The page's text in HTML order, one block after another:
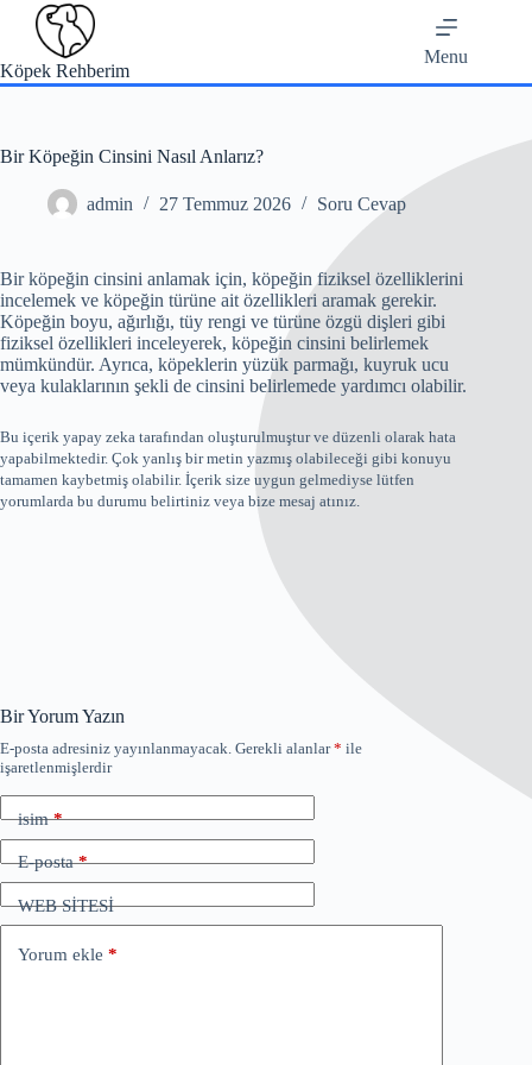
content
Köpek Rehberim
Menu
Bir Köpeğin Cinsini Nasıl Anlarız?
admin 27 Temmuz 2026 Soru Cevap
Bir köpeğin cinsini anlamak için, köpeğin fiziksel özelliklerini
incelemek ve köpeğin türüne ait özellikleri aramak gerekir.
Köpeğin boyu, ağırlığı, tüy rengi ve türüne özgü dişleri gibi
fiziksel özellikleri inceleyerek, köpeğin cinsini belirlemek
mümkündür. Ayrıca, köpeklerin yüzük parmağı, kuyruk ucu
veya kulaklarının şekli de cinsini belirlemede yardımcı olabilir.
Bu içerik yapay zeka tarafından oluşturulmuştur ve düzenli olarak hata
yapabilmektedir. Çok yanlış bir metin yazmış olabileceği gibi konuyu
tamamen kaybetmiş olabilir. İçerik size uygun gelmediyse lütfen
yorumlarda bu durumu belirtiniz veya bize mesaj atınız.
Bir Yorum Yazın
E-posta adresiniz yayınlanmayacak. Gerekli alanlar* ile
işaretlenmişlerdir
isim*
E-posta*
WEB SİTESİ
Yorum ekle *